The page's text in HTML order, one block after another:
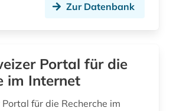
Zur Datenbank
Portal für die
im Internet
für die Recherche im